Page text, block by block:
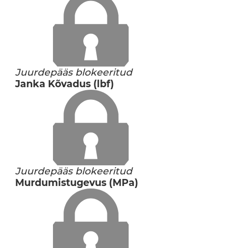
Juurdepääs blokeeritud
Janka Kõvadus (lbf)
Juurdepääs blokeeritud
Murdumistugevus (MPa)